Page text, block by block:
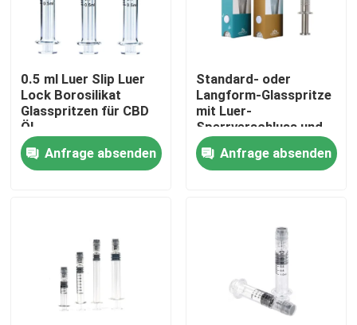
Über uns
Qualitätskontrolle
Kontaktiere uns
0.5 ml Luer Slip Luer
Lock Borosilikat
Glasspritzen für CBD
Öl
Anfrage absenden
Standard- oder
Langform-Glasspritze
mit Luer-
Sperrverschluss und
Metall-Plunger
Anfrage absenden